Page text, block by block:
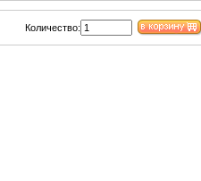
Количество: